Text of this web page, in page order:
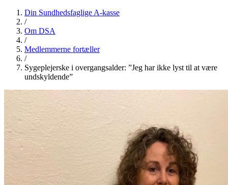
Din Sundhedsfaglige A-kasse
/
Om DSA
/
Medlemmerne fortæller
/
Sygeplejerske i overgangsalder: ”Jeg har ikke lyst til at være
undskyldende”